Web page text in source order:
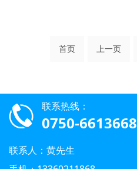
首页 上一页
联系热线：
0750-6613668
联系人：黄先生